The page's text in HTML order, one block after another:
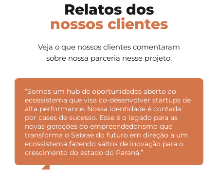
Relatos dos
nossos clientes
Veja o que nossos clientes comentaram
sobre nossa parceria nesse projeto.
“Somos um hub de oportunidades aberto ao
ecossistema que visa co-desenvolver startups de
alta performance. Nossa identidade é contada
por cases de sucesso. Esse é o legado para as
novas gerações do empreendedorismo que
transforma o Sebrae do futuro em direção a um
ecossistema fazendo saltos de inovação para o
crescimento do estado do Paraná.”